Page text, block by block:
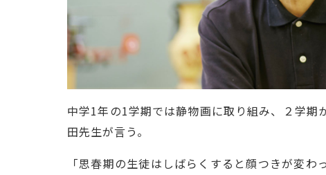
中学1年の1学期では静物画に取り組み、２学
田先生が言う。
「思春期の生徒はしばらくすると顔つきが変